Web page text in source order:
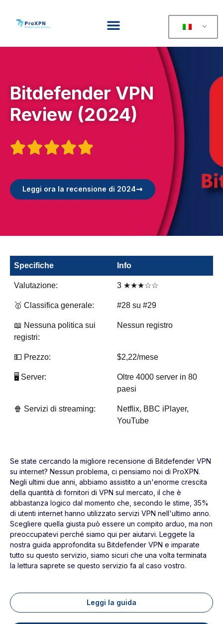
Bitdefender VPN
Review (2024)

Leggi ora la recensione di 2024
Specifiche Info
Valutazione: 3 ★★★☆☆
🥇 Classifica generale: #28 su #29
📖 Nessuna politica sui
registri:
Nessun registro
💵 Prezzo: $2,22/mese
🖥️ Server:
Oltre 4000 server in 80
paesi
🍿 Servizi di streaming:
Netflix, BBC iPlayer,
YouTube
Se state cercando la migliore recensione di Bitdefender VPN
su internet? Nessun problema, ci pensiamo noi di ProXPN.
Negli ultimi due anni, abbiamo assistito a un'enorme crescita
della quantità di fornitori di VPN sul mercato, il che è
abbastanza logico dal momento che, secondo le stime, 35%
di utenti internet hanno utilizzato servizi VPN nell'ultimo anno.
Scegliere quella giusta può essere un compito arduo, ma non
preoccupatevi perché siamo qui per aiutarvi. Leggete la
nostra guida approfondita su Bitdefender VPN e imparate
tutto su questo servizio, siamo sicuri che una volta terminata
la lettura saprete se questo servizio fa al caso vostro.
Leggi la guida